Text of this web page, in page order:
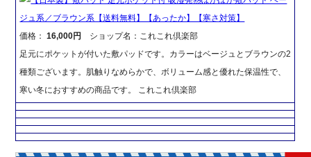
ジュ系／ブラウン系【送料無料】【あったか】【寒さ対策】
価格：16,000円
ショップ名：これこれ倶楽部
足元にポケットが付いた敷パッドです。カラーはベージュとブラウンの2
種類ございます。肌触りなめらかで、ボリューム感と優れた保温性で、
寒い冬におすすめの商品です。 これこれ倶楽部